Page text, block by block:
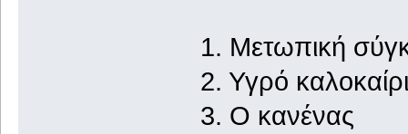
1. Μετωπική
2. Υγρό
3. Ο